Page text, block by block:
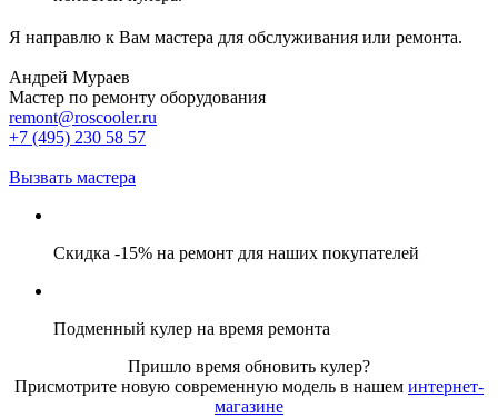
Я направлю к Вам мастера для обслуживания или ремонта.
Андрей Мураев
Мастер по ремонту оборудования
remont@roscooler.ru
+7 (495) 230 58 57
Вызвать мастера
Скидка -15% на ремонт для наших покупателей
Подменный кулер на время ремонта
Пришло время обновить кулер?
Присмотрите новую современную модель в нашем интернет-
магазине